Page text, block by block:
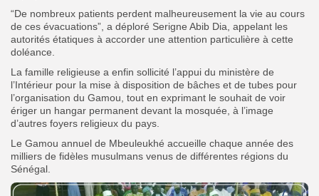
“De nombreux patients perdent malheureusement la vie au cours
de ces évacuations”, a déploré Serigne Abib Dia, appelant les
autorités étatiques à accorder une attention particulière à cette
doléance.
La famille religieuse a enfin sollicité l’appui du ministère de
l’Intérieur pour la mise à disposition de bâches et de tubes pour
l’organisation du Gamou, tout en exprimant le souhait de voir
ériger un hangar permanent devant la mosquée, à l’image
d’autres foyers religieux du pays.
Le Gamou annuel de Mbeuleukhé accueille chaque année des
milliers de fidèles musulmans venus de différentes régions du
Sénégal.